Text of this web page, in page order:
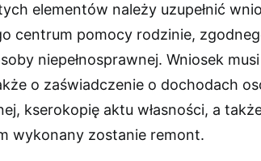
elementów należy uzupełnić
centrum pomocy rodzinie,
niepełnosprawnej. Wniosek
o zaświadczenie o dochodach
kserokopię aktu własności, a
wykonany zostanie remont.